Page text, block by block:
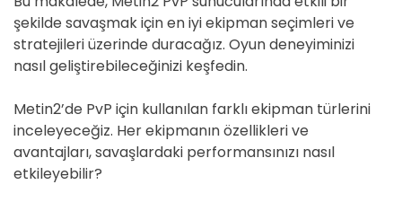
şekilde savaşmak için en iyi ekipman seçimleri ve
stratejileri üzerinde duracağız. Oyun deneyiminizi
nasıl geliştirebileceğinizi keşfedin.
Metin2’de PvP için kullanılan farklı ekipman türlerini
inceleyeceğiz. Her ekipmanın özellikleri ve
avantajları, savaşlardaki performansınızı nasıl
etkileyebilir?